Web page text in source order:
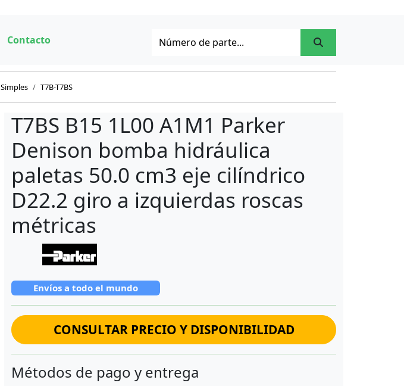
Contacto
Simples T7B-T7BS
T7BS B15 1L00 A1M1 Parker
Denison bomba hidráulica
paletas 50.0 cm3 eje cilíndrico
D22.2 giro a izquierdas roscas
métricas
Envíos a todo el mundo
CONSULTAR PRECIO Y DISPONIBILIDAD
Métodos de pago y entrega